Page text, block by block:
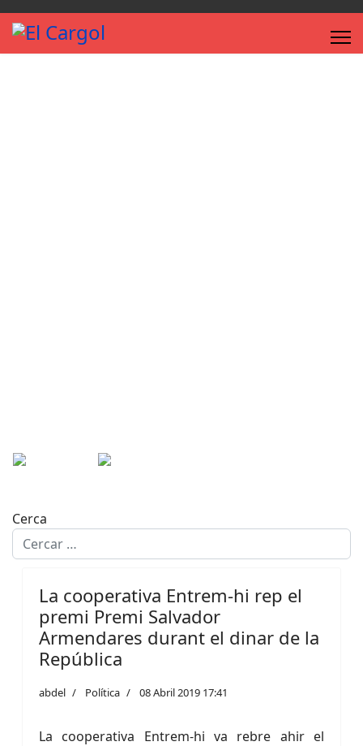
Cerca
La cooperativa Entrem-hi rep el
premi Premi Salvador
Armendares durant el dinar de la
República
abdel Política 08 Abril 2019 17:41
La cooperativa Entrem-hi va rebre ahir el